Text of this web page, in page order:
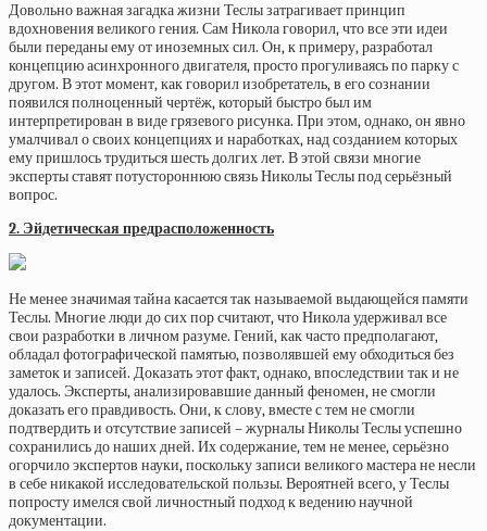
Довольно важная загадка жизни Теслы затрагивает принцип
вдохновения великого гения. Сам Никола говорил, что все эти идеи
были переданы ему от иноземных сил. Он, к примеру, разработал
концепцию асинхронного двигателя, просто прогуливаясь по парку с
другом. В этот момент, как говорил изобретатель, в его сознании
появился полноценный чертёж, который быстро был им
интерпретирован в виде грязевого рисунка. При этом, однако, он явно
умалчивал о своих концепциях и наработках, над созданием которых
ему пришлось трудиться шесть долгих лет. В этой связи многие
эксперты ставят потустороннюю связь Николы Теслы под серьёзный
вопрос.
2. Эйдетическая предрасположенность
Не менее значимая тайна касается так называемой выдающейся памяти
Теслы. Многие люди до сих пор считают, что Никола удерживал все
свои разработки в личном разуме. Гений, как часто предполагают,
обладал фотографической памятью, позволявшей ему обходиться без
заметок и записей. Доказать этот факт, однако, впоследствии так и не
удалось. Эксперты, анализировавшие данный феномен, не смогли
доказать его правдивость. Они, к слову, вместе с тем не смогли
подтвердить и отсутствие записей – журналы Николы Теслы успешно
сохранились до наших дней. Их содержание, тем не менее, серьёзно
огорчило экспертов науки, поскольку записи великого мастера не несли
в себе никакой исследовательской пользы. Вероятней всего, у Теслы
попросту имелся свой личностный подход к ведению научной
документации.